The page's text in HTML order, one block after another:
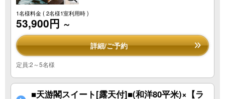
1名様料金( 2名様1室利用時 )
53,900円 ～
詳細/ご予約
定員:2～5名様
■天游閣スイート[露天付]■(和洋80平米)×【ラ